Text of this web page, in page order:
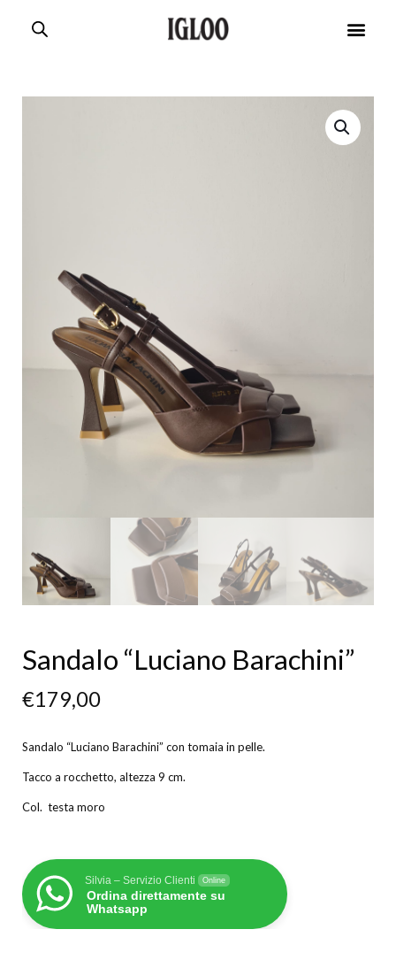
Sandalo “Luciano Barachini”
€179,00
Sandalo “Luciano Barachini” con tomaia in pelle.
Tacco a rocchetto, altezza 9 cm.
Col. testa moro
Silvia – Servizio Clienti Online
Ordina direttamente su
Whatsapp